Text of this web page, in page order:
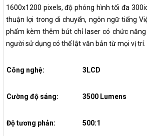
1600x1200 pixels, độ phóng hình tối đa
thuận lợi trong di chuyển, ngôn ngữ tiếng
phẩm kèmthêm bút chỉ laser có chức
người sử dụng có thể lật văn bản từ mọi vị trí.
Công nghệ: 3LCD
Cường độ sáng: 3500 Lumens
Độ tương phản: 500:1